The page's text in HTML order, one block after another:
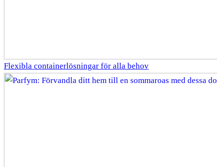
Flexibla containerlösningar för alla behov